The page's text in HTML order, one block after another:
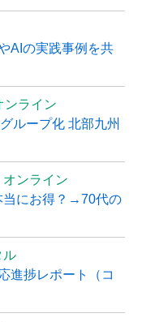
AIの実践事例を共
ンライン
ループ化 北部九州
ンライン
当にお得？→70代の
ル
進捗レポート（コ